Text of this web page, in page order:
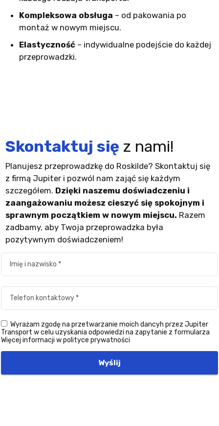
Kompleksowa obsługa – od pakowania po
montaż w nowym miejscu.
Elastyczność– indywidualne podejście do każdej
przeprowadzki.
Skontaktuj się z nami!
Planujesz przeprowadzkę do Roskilde? Skontaktuj się
z firmą Jupiter i pozwól nam zająć się każdym
szczegółem. Dzięki naszemu doświadczeniu i
zaangażowaniu możesz cieszyć się spokojnym i
sprawnym początkiem w nowym miejscu. Razem
zadbamy, aby Twoja przeprowadzka była
pozytywnym doświadczeniem!
Wyrażam zgodę na przetwarzanie moich dancyh przez Jupiter
Transport w celu uzyskania odpowiedzi na zapytanie z formularza
Więcej informacji w polityce prywatności
Wyślij